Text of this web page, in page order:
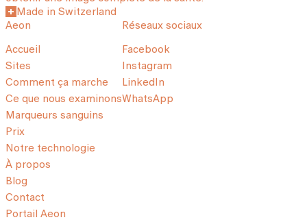
Made in Switzerland
Aeon
Accueil
Sites
Comment ça marche
Ce que nous examinons
Marqueurs sanguins
Prix
Notre technologie
À propos
Blog
Contact
Portail Aeon
Réseaux sociaux
Facebook
Instagram
LinkedIn
WhatsApp